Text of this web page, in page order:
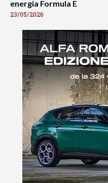
energia Formula E
23/05/2026